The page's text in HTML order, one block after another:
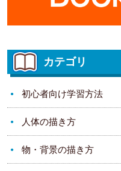
カテゴリ
初心者向け学習方法
人体の描き方
物・背景の描き方